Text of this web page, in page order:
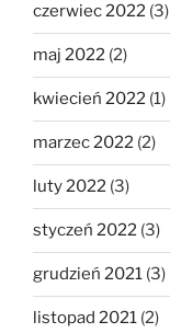
czerwiec 2022 (3)
maj 2022 (2)
kwiecień 2022 (1)
marzec 2022 (2)
luty 2022 (3)
styczeń 2022 (3)
grudzień 2021 (3)
listopad 2021 (2)